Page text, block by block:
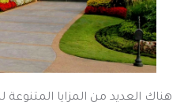
هناك العديد من المزايا